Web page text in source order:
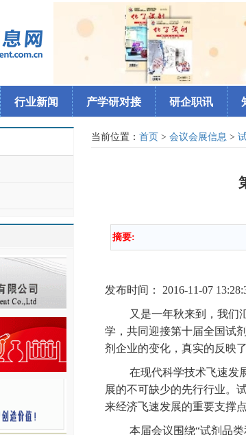
行业新闻 产学研对接 研企职讯
当前位置： 首页 > 会议会展信息 >
摘要:
发布时间： 2016-11-07
又是一年秋来到，我们
学，共同迎接第十届全国试
剂企业的变化，真实的反映
在现代科学技术飞速发
展的不可缺少的先行行业。
来经济飞速发展的重要支撑点
本届会议围绕“试剂品